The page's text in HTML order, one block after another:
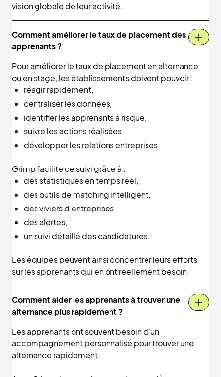
vision globale de leur activité.
Comment améliorer le taux de placement des
apprenants ?
Pour améliorer le taux de placement en alternance
ou en stage, les établissements doivent pouvoir :
réagir rapidement,
centraliser les données,
identifier les apprenants à risque,
suivre les actions réalisées,
développer les relations entreprises.
Grimp facilite ce suivi grâce à :
des statistiques en temps réel,
des outils de matching intelligent,
des viviers d’entreprises,
des alertes,
un suivi détaillé des candidatures.
Les équipes peuvent ainsi concentrer leurs efforts
sur les apprenants qui en ont réellement besoin.
Comment aider les apprenants à trouver une
alternance plus rapidement ?
Les apprenants ont souvent besoin d’un
accompagnement personnalisé pour trouver une
alternance rapidement.